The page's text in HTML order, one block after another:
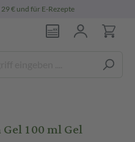
29 € und für E-Rezepte
Gel 100 ml Gel